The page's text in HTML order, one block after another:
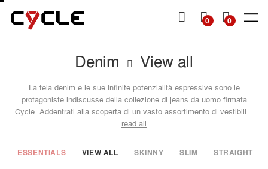
AL
0
CARRELLO
0
Collection
DENIM
View all
Skinny
Straight
TOPS
View all
Jackets &
Sweatshirts
Shirts
Collection
DENIM
View all
Skinny
Straight
TOPS
Jackets
Knitwear
T-Shirts
& Tops
OTHERS
Dresses
Skirts
Bermuda
View all
View all
Denim View all
La tela denim e le sue infinite potenzialità espressive sono le
protagoniste indiscusse della collezione di jeans da uomo firmata
Cycle. Addentrati alla scoperta di un vasto assortimento di vestibili...
read all
ESSENTIALS VIEW ALL SKINNY SLIM STRAIGHT